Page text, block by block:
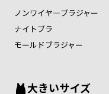
ノンワイヤ―ブラジャー
ナイトブラ
モールドブラジャー
大きいサイズ